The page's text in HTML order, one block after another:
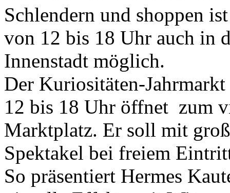
Schlendern und shoppen
von 12 bis 18 Uhr auch in
Innenstadt möglich.
Der Kuriositäten-
12 bis 18 Uhr öffnet zum
Marktplatz. Er soll mit
Spektakel bei freiem
So präsentiert Hermes